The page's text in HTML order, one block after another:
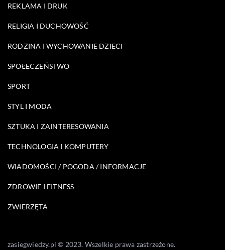
REKLAMA I DRUK
RELIGIA I DUCHOWOŚĆ
RODZINA I WYCHOWANIE DZIECI
SPOŁECZEŃSTWO
SPORT
STYL I MODA
SZTUKA I ZAINTERESOWANIA
TECHNOLOGIA I KOMPUTERY
WIADOMOŚCI / POGODA / INFORMACJE
ZDROWIE I FITNESS
ZWIERZĘTA
zasiegwiedzy.pl © 2023. Wszelkie prawa zastrzeżone.